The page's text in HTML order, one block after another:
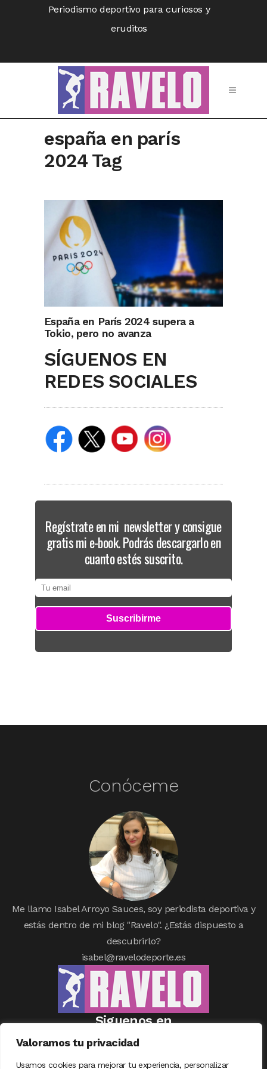
Valoramos tu privacidad
Usamos cookies para mejorar tu experiencia, personalizar
Periodismo deportivo para curiosos y
eruditos
españa en parís
2024 Tag
España en París 2024 supera a
Tokio, pero no avanza
SÍGUENOS EN
REDES SOCIALES
Regístrate en mi newsletter y consigue
gratis mi e-book. Podrás descargarlo en
cuanto estés suscrito.
Conóceme
Me llamo Isabel Arroyo Sauces, soy periodista deportiva y
estás dentro de mi blog "Ravelo". ¿Estás dispuesto a
descubrirlo?
isabel@ravelodeporte.es
Siguenos en